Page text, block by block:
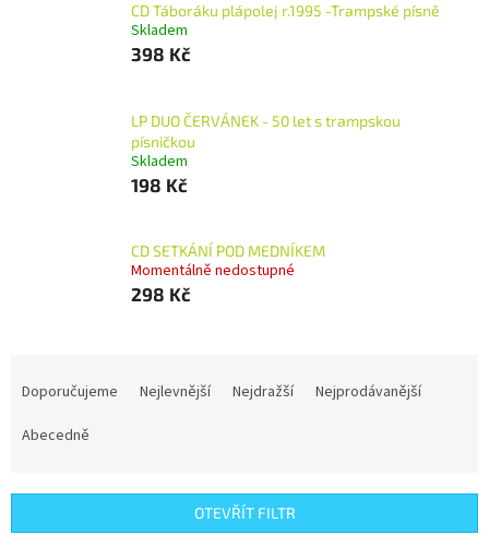
CD Táboráku plápolej r.1995 -Trampské písně
Skladem
398 Kč
LP DUO ČERVÁNEK - 50 let s trampskou
písničkou
Skladem
198 Kč
CD SETKÁNÍ POD MEDNÍKEM
Momentálně nedostupné
298 Kč
r
Doporučujeme Nejlevnější Nejdražší
Nejprodávanější
Abecedně
OTEVŘÍT FILTR